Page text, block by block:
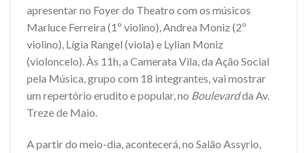
apresentar no Foyer do Theatro com os músicos
Marluce Ferreira (1º violino), Andrea Moniz (2º
violino), Lígia Rangel (viola) e Lylian Moniz
(violoncelo). Às 11h, a Camerata Vila, da Ação Social
pela Música, grupo com 18 integrantes, vai mostrar
um repertório erudito e popular, no Boulevardda Av.
Treze de Maio.
A partir do meio-dia, acontecerá, no Salão Assyrio,